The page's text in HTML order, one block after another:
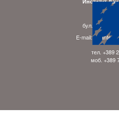
бул. Гоце
E-mail:
тел. +389
моб. +389